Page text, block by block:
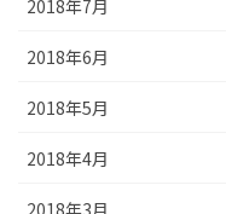
2018年7月
2018年6月
2018年5月
2018年4月
2018年3月